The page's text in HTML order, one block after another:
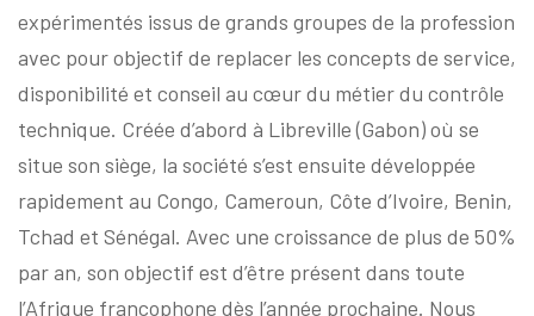
expérimentés issus de grands groupes de la profession
avec pour objectif de replacer les concepts de service,
disponibilité et conseil au cœur du métier du contrôle
technique. Créée d’abord à Libreville (Gabon) où se
situe son siège, la société s’est ensuite développée
rapidement au Congo, Cameroun, Côte d’Ivoire, Benin,
Tchad et Sénégal. Avec une croissance de plus de 50%
par an, son objectif est d’être présent dans toute
l’Afrique francophone dès l’année prochaine. Nous